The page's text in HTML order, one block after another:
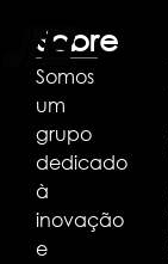
Sobre
Somos
um
grupo
dedicado
à
inovação
e